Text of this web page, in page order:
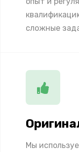
сложные
Мы